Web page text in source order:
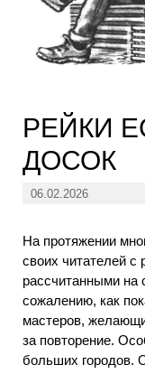
РЕЙКИ
ДОСОК
06.02.2026
На протяжении
своих читателей
рассчитанными на
сожалению, как
мастеров,
за повторение.
больших городов.